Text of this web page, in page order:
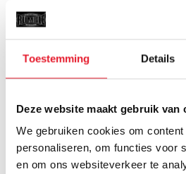
Toestemming Details
Deze website maakt gebruik van
We gebruiken cookies om
personaliseren, om functies voor
en om ons websiteverkeer te
MISSCHIEN VIND JE DIT OOK LEUK